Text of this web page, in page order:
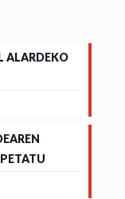
ALARDEKO